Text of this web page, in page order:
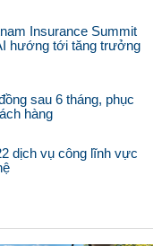
Insurance Summit
hướng tới tăng trưởng
sau 6 tháng, phục
hàng
dịch vụ công lĩnh vực